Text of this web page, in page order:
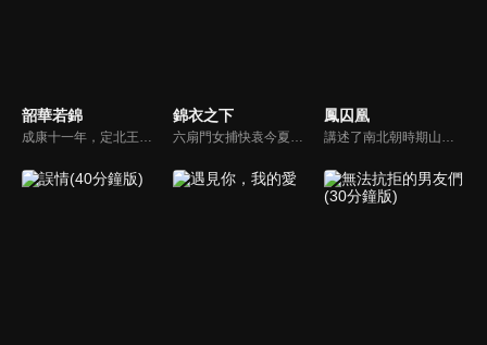
韶華若錦
成康十一年，定北王江緒為查軍餉貪墨案返京，迎娶將門之女明檀穩住朝局。隨調查深入，牽出貪腐勢力盤根錯節，關乎朝廷經濟命脈。江緒誓言連根拔起，卻致明家遭誣陷滅門。為昭雪冤屈，江緒與明檀攜手揭真相，歷經生死與陰謀，終將主謀繩之以法，守護百姓，也收穫摯愛情深。
錦衣之下
六扇門女捕快袁今夏因為一樁案件和錦衣衛陸繹結下樑子，今夏本以為此生與他再無交集，奈何冤家路窄。朝廷十萬兩修河款不翼而飛，今夏奉命協助陸繹一起下揚州查案，替朝廷找回丟失的官銀。本是道不同不相為謀，卻因驚天密案聯手。兩人從勢同水火到刮目相看再到情難自已，命運的齒輪從此旋轉在一起。
鳳囚凰
講述了南北朝時期山陰公主劉楚玉及門客容止之間發生的一系列權謀愛情故事。